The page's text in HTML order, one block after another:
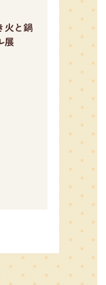
火と鍋
展